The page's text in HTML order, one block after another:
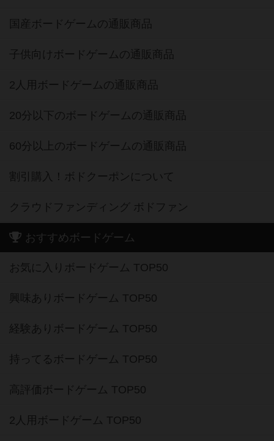
国産ボードゲームの通販商品
子供向けボードゲームの通販商品
2人用ボードゲームの通販商品
20分以下のボードゲームの通販商品
60分以上のボードゲームの通販商品
割引購入！ボドクーポンについて
クラウドファンディング ボドファン
おすすめボードゲーム
お気に入りボードゲーム TOP50
興味ありボードゲーム TOP50
経験ありボードゲーム TOP50
持ってるボードゲーム TOP50
高評価ボードゲーム TOP50
2人用ボードゲーム TOP50